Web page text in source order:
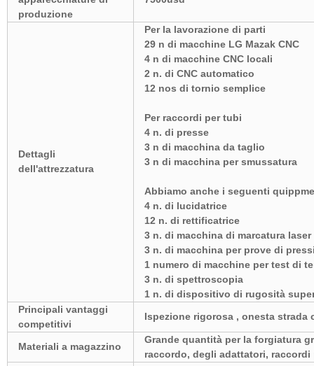
produzione
Dettagli
dell'attrezzatura
Per la lavorazione di parti
29 n di macchine LG Mazak CNC
4 n di macchine CNC locali
2 n. di CNC automatico
12 nos di tornio semplice
Per raccordi per tubi
4 n. di presse
3 n di macchina da taglio
3 n di macchina per smussatura
Abbiamo anche i seguenti
4 n. di lucidatrice
12 n. di rettificatrice
3 n. di macchina di marcatura laser
3 n. di macchina per prove di
1 numero di macchine per test di
3 n. di spettroscopia
1 n. di dispositivo di rugosità
Principali vantaggi
competitivi
Ispezione rigorosa , onesta strada
Materiali a magazzino
Grande quantità per la forgiatura
raccordo, degli adattatori,